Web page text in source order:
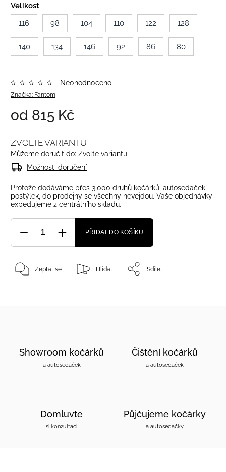
Velikost
116
98 104 110 122 128
140 134 146 92 86 80
Značka: Fantom
Neohodnoceno
od 815 Kč
ZVOLTE VARIANTU
Můžeme doručit do: Zvolte variantu
Možnosti doručení
Protože dodáváme přes 3.000 druhů kočárků, autosedaček,
postýlek, do prodejny se všechny nevejdou. Vaše objednávky
expedujeme z centrálního skladu.
PŘIDAT DO KOŠÍKU
Zeptat se Hlídat Sdílet
Showroom kočárků
a autosedaček
Čištění kočárků
a autosedaček
Domluvte
si konzultaci
Půjčujeme kočárky
a autosedačky